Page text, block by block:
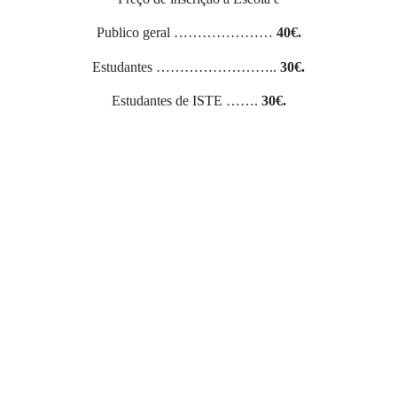
Publico geral ………………… 40€.
Estudantes …………………….. 30€.
Estudantes de ISTE ……. 30€.